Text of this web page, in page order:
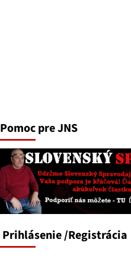
Pomoc pre JNS
Prihlásenie/Registrácia